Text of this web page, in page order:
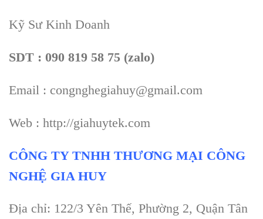
Kỹ Sư Kinh Doanh
SDT : 090 819 58 75 (zalo)
Email : congnghegiahuy@gmail.com
Web : http://giahuytek.com
CÔNG TY TNHH THƯƠNG MẠI CÔNG
NGHỆ GIA HUY
Địa chỉ: 122/3 Yên Thế, Phường 2, Quận Tân